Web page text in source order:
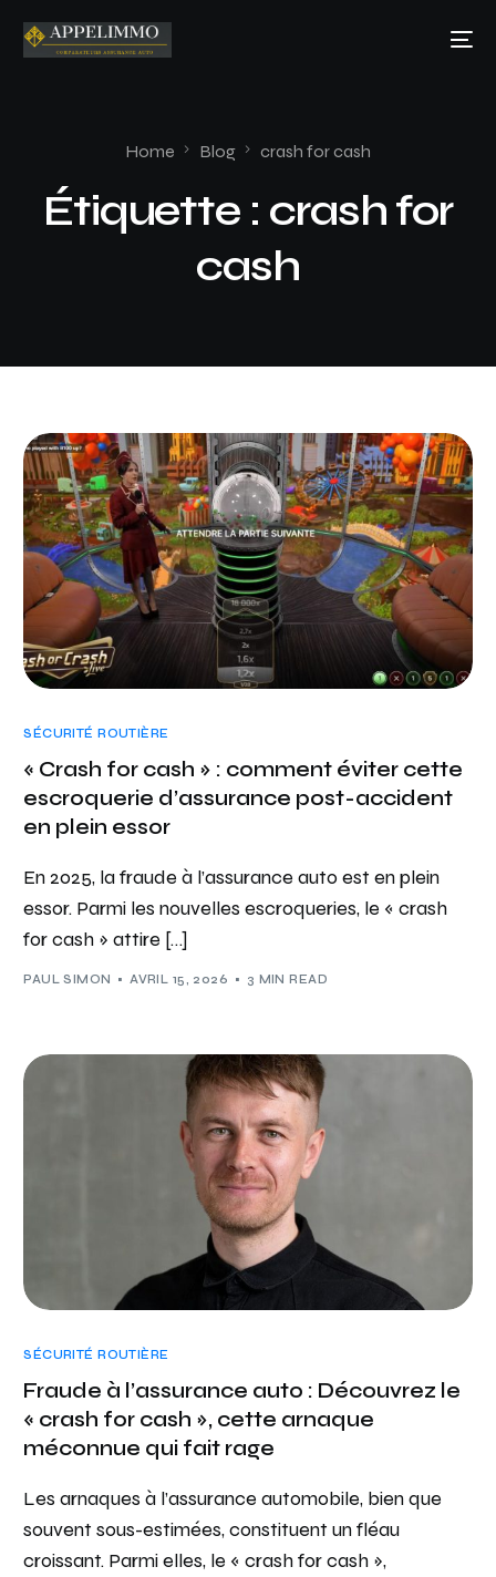
Home Blog crash for cash
Étiquette : crash for
cash
SÉCURITÉ ROUTIÈRE
« Crash for cash » : comment éviter cette
escroquerie d’assurance post-accident
en plein essor
En 2025, la fraude à l’assurance auto est en plein
essor. Parmi les nouvelles escroqueries, le « crash
for cash » attire […]
PAUL SIMON AVRIL 15, 2026 3 MIN READ
SÉCURITÉ ROUTIÈRE
Fraude à l’assurance auto : Découvrez le
« crash for cash », cette arnaque
méconnue qui fait rage
Les arnaques à l’assurance automobile, bien que
souvent sous-estimées, constituent un fléau
croissant. Parmi elles, le « crash for cash »,